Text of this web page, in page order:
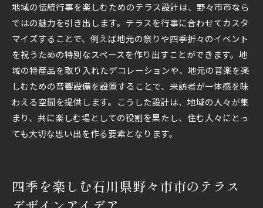
地域の伝統行事を楽しむためのテラス設計は、野々市市なら
ではの魅力を引き出します。テラスを行事に合わせてカスタ
マイズすることで、例えば地元の祭りや四季折々のイベント
を祝うための特別なスペースを作り出すことができます。地
域の特産品を取り入れたデコレーションや、地元の音楽を楽
しむための音響設備を設置することで、来訪者が一体感を味
わえる空間を提供します。こうした設計は、地域の人々が集
まり、共に楽しむ場としての役割を果たし、住む人々にとっ
ても大切な思い出を作る要素となります。
四季を楽しむ石川県野々市市のテラス